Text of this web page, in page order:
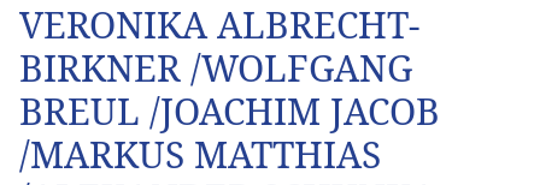
VERONIKA ALBRECHT-
BIRKNER /WOLFGANG
BREUL /JOACHIM JACOB
/MARKUS MATTHIAS